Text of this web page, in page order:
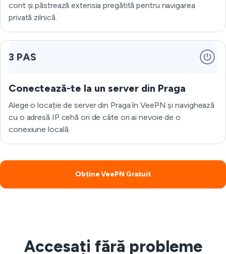
cont și păstrează extensia pregătită pentru navigarea
privată zilnică.
3 PAS
Conectează-te la un server din Praga
Alege o locație de server din Praga în VeePN și navighează
cu o adresă IP cehă ori de câte ori ai nevoie de o
conexiune locală.
Obține VeePN Gratuit
Accesați fără probleme